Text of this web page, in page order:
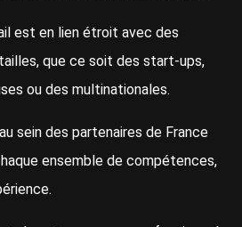
est en lien étroit avec des
que ce soit des start-ups,
ou des multinationales.
sein des partenaires de France
ensemble de compétences,